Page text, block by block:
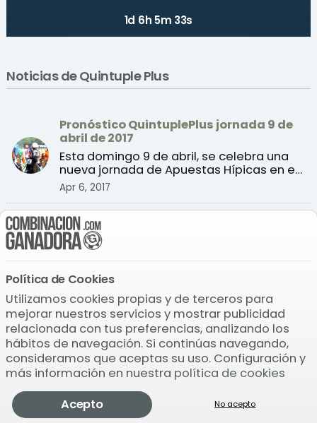
Quintuple
Comprobar Pronosticador Jugar
1d 6h 5m 33s
Noticias de Quintuple Plus
Pronóstico QuintuplePlus jornada 9 de
abril de 2017
Esta domingo 9 de abril, se celebra una
nueva jornada de Apuestas Hípicas en el
Apr 6, 2017
Quíntuple Plus, carreras jornada jueves
7 de agosto
El próximo jueves 7 de agosto, se
celebrará la novena jornada de la
Aug 6, 2014
Quíntuple Plus, carreras jornada jueves
31 de julio
El próximo jueves 31 de julio, se celebrará
la segunda jornada de la temporada de
verano 2014 de ...
Jul 30, 2014
Quíntuple Plus, carreras jornada jueves
Política de Cookies
Utilizamos cookies propias y de terceros para
mejorar nuestros servicios y mostrar publicidad
relacionada con tus preferencias, analizando los
hábitos de navegación. Si continúas navegando,
consideramos que aceptas su uso. Configuración y
más información en nuestra política de cookies
Acepto
No acepto